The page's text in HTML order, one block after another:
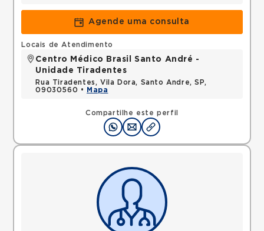
Agende uma consulta
Compartilhe este perfil
Locais de Atendimento
Centro Médico Brasil Santo André -
Unidade Tiradentes
Rua Tiradentes, Vila Dora, Santo Andre, SP,
09030560 •
Mapa